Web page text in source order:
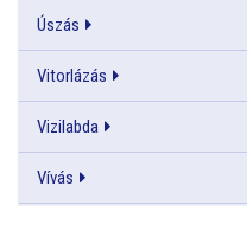
Úszás
Vitorlázás
Vizilabda
Vívás